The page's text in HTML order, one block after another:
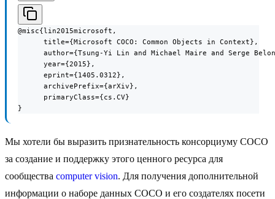
@misc{lin2015microsoft,
      title={Microsoft COCO: Common Objects in Context},
author={Tsung-Yi Lin and Michael Maire and Serge
      year={2015},
      eprint={1405.0312},
      archivePrefix={arXiv},
      primaryClass={cs.CV}
}
Мы хотели бы выразить признательность консорциуму COCO
за создание и поддержку этого ценного ресурса для
сообщества computer vision. Для получения дополнительной
информации о наборе данных COCO и его создателях посети